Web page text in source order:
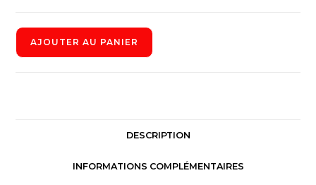
AJOUTER AU PANIER
DESCRIPTION
INFORMATIONS COMPLÉMENTAIRES